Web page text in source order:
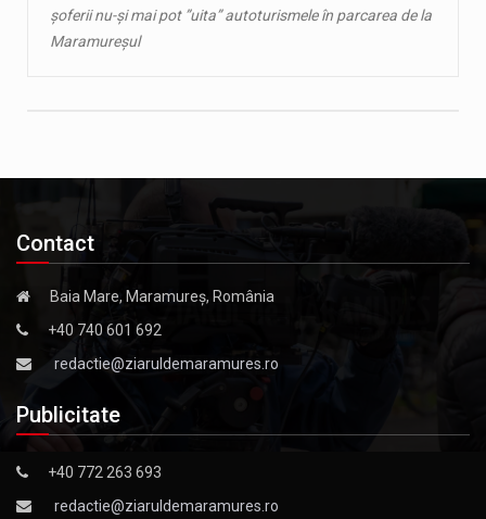
șoferii nu-și mai pot ”uita” autoturismele în parcarea de la
Maramureșul
Contact
Baia Mare, Maramureș, România
+40 740 601 692
redactie@ziaruldemaramures.ro
Publicitate
+40 772 263 693
redactie@ziaruldemaramures.ro